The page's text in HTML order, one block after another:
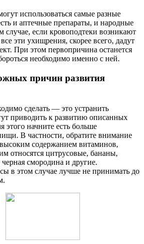
использоваться самые разные
и аптечные препараты, и народные
случае, если кровоподтеки возникают
эти ухищрения, скорее всего, дадут
При этом первопричина останется
необходимо именно с ней.
причин развития
сделать — это устранить
приводить к развитию описанных
этого начните есть больше
В частности, обратите внимание
содержанием витаминов,
относятся цитрусовые, бананы,
черная смородина и другие.
в этом случае лучше не принимать до